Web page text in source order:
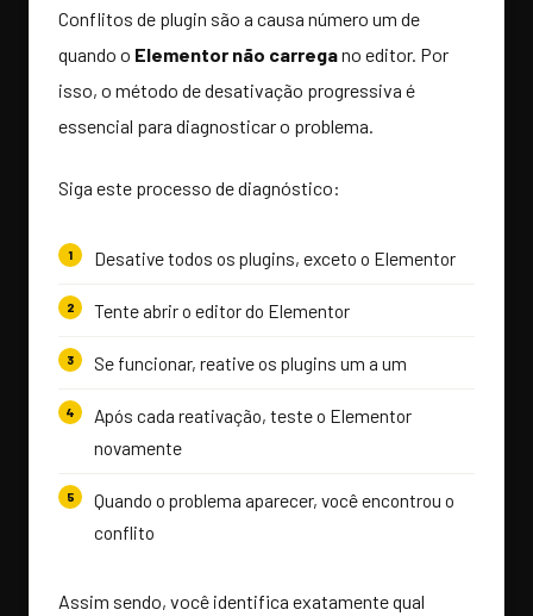
Conflitos de plugin são a causa número um de
quando o Elementor não carregano editor. Por
isso, o método de desativação progressiva é
essencial para diagnosticar o problema.
Siga este processo de diagnóstico:
Desative todos os plugins, exceto o Elementor
Tente abrir o editor do Elementor
Se funcionar, reative os plugins um a um
Após cada reativação, teste o Elementor
novamente
Quando o problema aparecer, você encontrou o
conflito
Assim sendo, você identifica exatamente qual